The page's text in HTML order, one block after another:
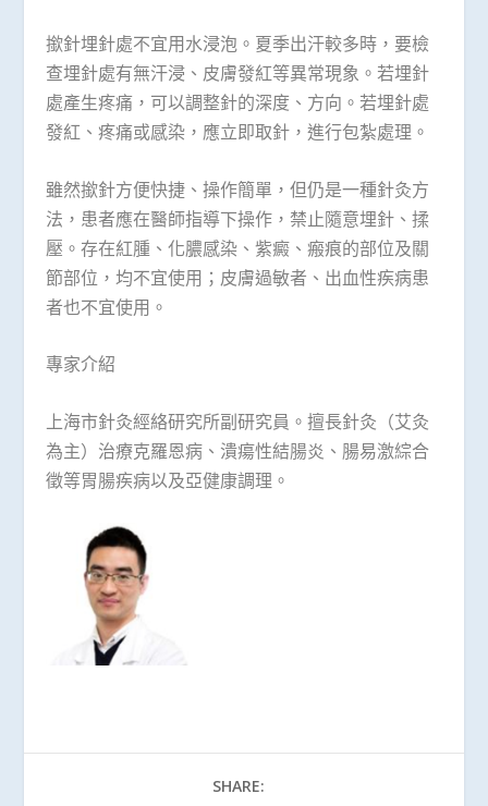
撳針埋針處不宜用水浸泡。夏季出汗較多時，要檢
查埋針處有無汗浸、皮膚發紅等異常現象。若埋針
處產生疼痛，可以調整針的深度、方向。若埋針處
發紅、疼痛或感染，應立即取針，進行包紮處理。
雖然撳針方便快捷、操作簡單，但仍是一種針灸方
法，患者應在醫師指導下操作，禁止隨意埋針、揉
壓。存在紅腫、化膿感染、紫癜、瘢痕的部位及關
節部位，均不宜使用；皮膚過敏者、出血性疾病患
者也不宜使用。
專家介紹
上海市針灸經絡研究所副研究員。擅長針灸（艾灸
為主）治療克羅恩病、潰瘍性結腸炎、腸易激綜合
徵等胃腸疾病以及亞健康調理。
SHARE: